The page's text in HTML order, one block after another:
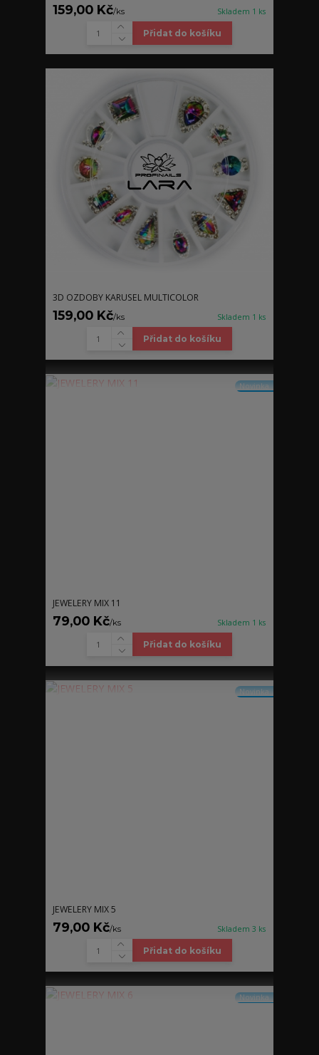
159,00 Kč/ks Skladem 1 ks
Přidat do košíku
3D OZDOBY KARUSEL MULTICOLOR
159,00 Kč/ks Skladem 1 ks
Přidat do košíku
Novinka
JEWELERY MIX 11
79,00 Kč/ks Skladem 1 ks
Přidat do košíku
Novinka
JEWELERY MIX 5
79,00 Kč/ks Skladem 3 ks
Přidat do košíku
Novinka